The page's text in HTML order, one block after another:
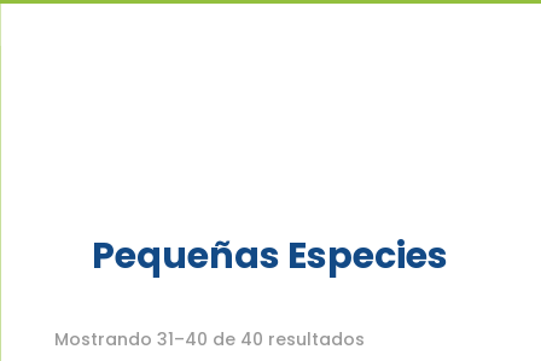
Pequeñas Especies
Mostrando 31–40 de 40 resultados